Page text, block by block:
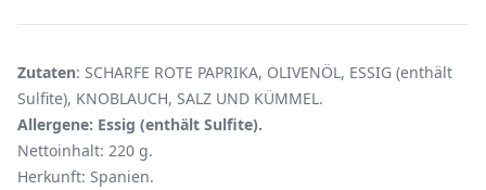
Zutaten: SCHARFE ROTE PAPRIKA, OLIVENÖL, ESSIG (enthält
Sulfite), KNOBLAUCH, SALZ UND KÜMMEL.
Allergene: Essig (enthält Sulfite).
Nettoinhalt: 220 g.
Herkunft: Spanien.